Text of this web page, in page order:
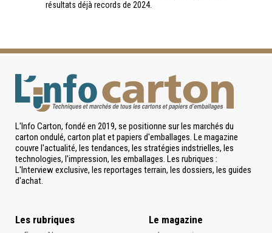
résultats déjà records de 2024.
L'Info Carton, fondé en 2019, se positionne sur les marchés du
carton ondulé, carton plat et papiers d'emballages. Le magazine
couvre l'actualité, les tendances, les stratégies indstrielles, les
technologies, l'impression, les emballages. Les rubriques :
L'Interview exclusive, les reportages terrain, les dossiers, les guides
d'achat.
Les rubriques Le magazine